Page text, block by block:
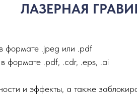
ЛАЗЕРНАЯ
формате .jpeg или .pdf
формате .pdf, .cdr, .eps, .ai
и эффекты, а также